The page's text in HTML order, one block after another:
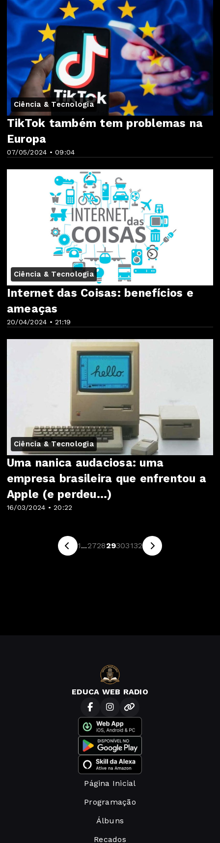
Ciência & Tecnologia
07/05/2024 • 09:04
TikTok também tem problemas na
Europa
Ciência & Tecnologia
20/04/2024 • 21:19
Internet das Coisas: benefícios e
ameaças
Ciência & Tecnologia
16/03/2024 • 20:22
Uma nanica audaciosa: uma
empresa brasileira que enfrentou a
Apple (e perdeu...)
1...272829303132
EDUCA WEB RADIO
Página Inicial
Programação
Álbuns
Recados